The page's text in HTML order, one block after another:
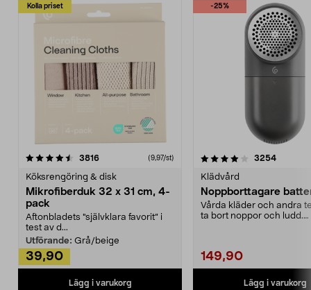
Kolla priset
3816recensioner (9,97/st)
Köksrengöring & disk
Mikrofiberduk 32 x 31 cm, 4-
pack
Aftonbladets "självklara favorit” i
test av d...
Utförande: Grå/beige
39,90
Lägg i varukorg
-25%
4.0av 5 stjärnor 3254
Klädvård
Noppborttagare
Vårda kläder och andra
ta bort noppor och ludd.
149,90
Lägg i varukorg
4.5av 5 stjärnor